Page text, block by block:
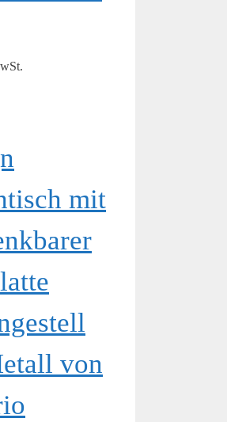
mit
von